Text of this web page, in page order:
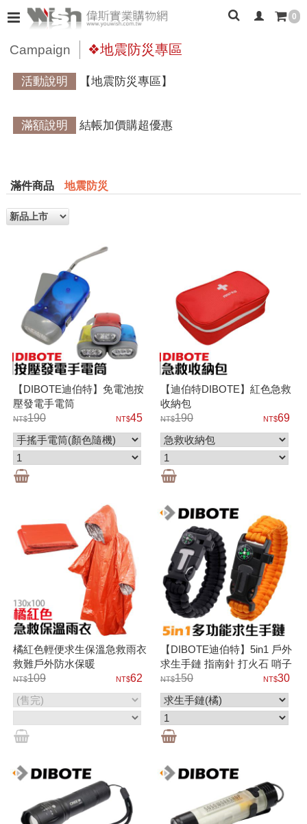
0
Campaign ❖地震防災專區
活動說明 【地震防災專區】
滿額說明 結帳加價購超優惠
滿件商品 地震防災
【DIBOTE迪伯特】免電池按
壓發電手電筒
190
45
【迪伯特DIBOTE】紅色急救
收納包
190
69
橘紅色輕便求生保溫急救雨衣
救難戶外防水保暖
109
62
【DIBOTE迪伯特】5in1 戶外
求生手鏈 指南針 打火石 哨子
營繩 切割
150 30